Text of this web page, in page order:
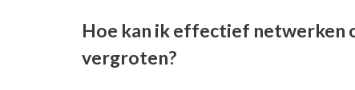
Hoe kan ik effectief netwerken
vergroten?